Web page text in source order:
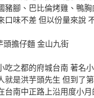
豬腳、巴比倫烤雞、鴨
口味不差 但以份量來說
頭擔仔麵 金山九街
吃之都的府城台南 著名
就是洪芋頭先生 但到了
台南中正路上沿用度小